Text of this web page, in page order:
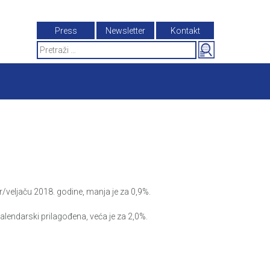
Press Newsletter
Kontakt
Search
for:
2018. godine, manja je za 0,9%.
prilagođena, veća je za 2,0%.